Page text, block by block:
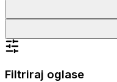
Filtriraj oglase